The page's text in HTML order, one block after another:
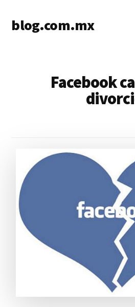
blog.com.mx
Facebook